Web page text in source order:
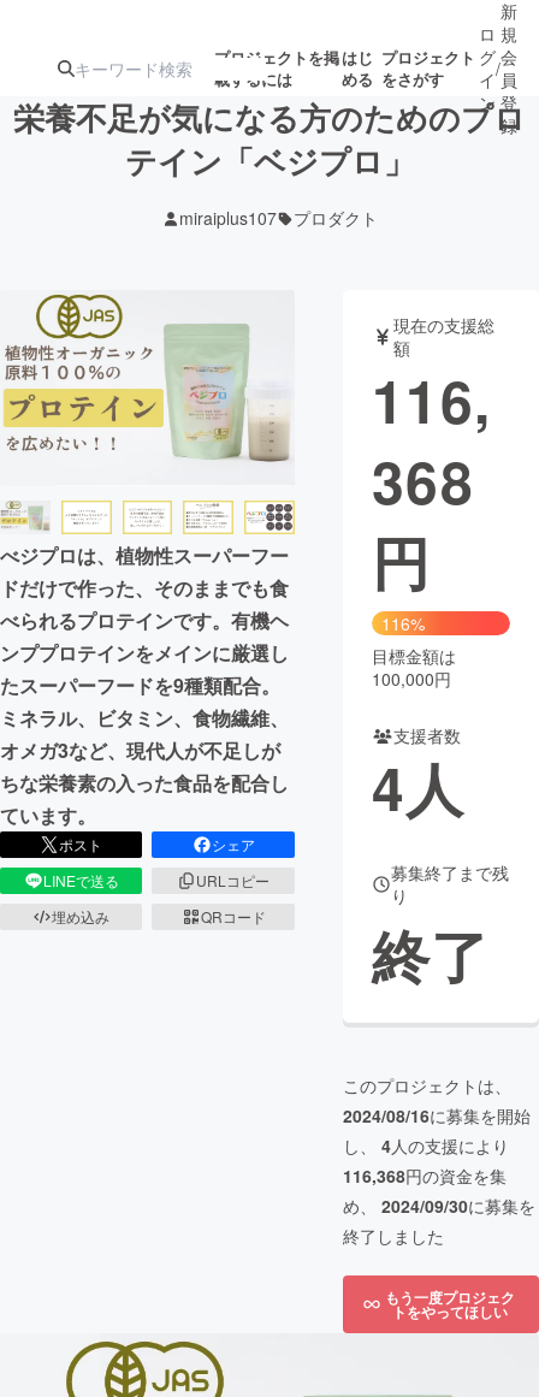
プロジェクトを掲
載するには
はじ
める
プロジェクト
をさがす
ジェクト
募集終了が近いプ
ロジェクト
アート・写真 音楽
テクノロジー・ガジェット ゲーム・サ
映像・映画
ビジネス・起業
まちづくり・地域活性化
CAMPFIRE for Social Good
CAMPFIRE Creation
CAMPFIREふるさと納税
コミュニティ
ロ
グ
イ
ン
/
新
規
会
員
登
録
栄養不足が気になる方のためのプロ
テイン「ベジプロ」
miraiplus107 プロダクト
べジプロは、植物性スーパーフー
ドだけで作った、そのままでも食
べられるプロテインです。有機ヘ
ンププロテインをメインに厳選し
たスーパーフードを9種類配合。
ミネラル、ビタミン、食物繊維、
オメガ3など、現代人が不足しが
ちな栄養素の入った食品を配合し
ています。
ポスト
シェア
LINEで送る
URLコピー
埋め込み
QRコード
現在の支援総
額
116,
368
円
116%
目標金額は
100,000円
支援者数
4人
募集終了まで残
り
終了
このプロジェクトは、
2024/08/16に募集を開始
し、 4人の支援により
116,368円の資金を集
め、 2024/09/30に募集を
終了しました
もう一度プロジェク
トをやってほしい